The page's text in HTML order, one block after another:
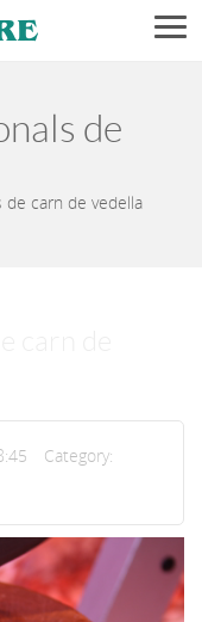
de
de carn de vedella
Category: